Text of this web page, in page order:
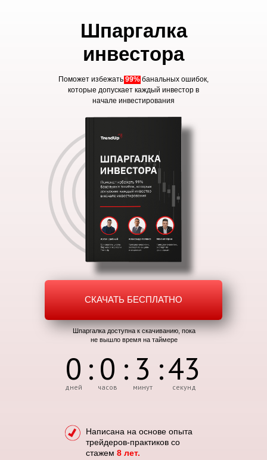
Поможет избежать 99% банальных ошибок,
которые допускает каждый инвестор в
начале инвестирования
0
дней : 0
часов : 3
минут :43
секунд
Шпаргалка доступна к скачиванию, пока
не вышло время на таймере
Написана на основе опыта
трейдеров-практиков со
стажем 8 лет.
Шпаргалка
инвестора
СКАЧАТЬ БЕСПЛАТНО